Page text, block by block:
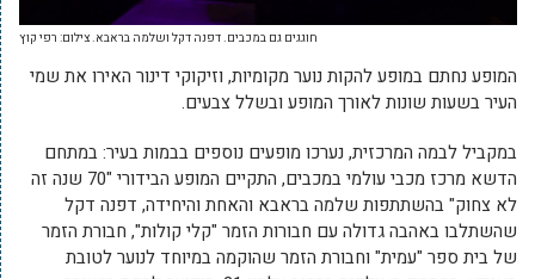
חוגגים גם במכבים. דפנה דקל ושלמה בראבא. צילום: רפי קוץ
המופע נחתם במופע להקות נוער מקומיות, וזיקוקי דינור האירו את שמי
העיר בשעות שונות לאורך המופע ובשלל צבעים.
במקביל לבמה המרכזית, נערכו מופעים נוספים בבמות בעיר: במתחם
הדשא מרכז מכבי עולמי במכבים, התקיים המופע הבידורי "70 שנה זה
לא צחוק" בהשתתפות שלמה בראבא והאחת והיחידה, דפנה דקל
שהשתלבו באהבה גדולה עם חבורות הזמר "קלי קולות", חבורת הזמר
של בית ספר "עמית" וחבורת הזמר שהוקמה במיוחד לנוער לטובת